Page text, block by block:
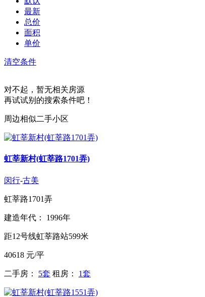
最新
总价
面积
单价
清空条件
对不起，暂无相关房源
再试试别的搜索条件吧！
周边相似二手小区
虹莘新村(虹莘路1701弄)
闵行-古美
虹莘路1701弄
建造年代： 1996年
距12号线虹莘路站599米
40618 元/平
二手房： 5套 租房： 1套